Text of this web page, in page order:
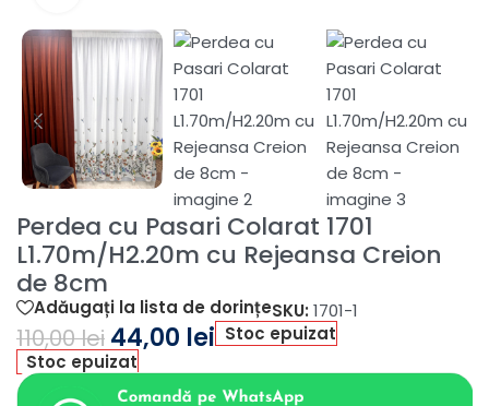
Perdea cu Pasari Colarat 1701
L1.70m/H2.20m cu Rejeansa Creion
de 8cm
Adăugați la lista de dorințeSKU: 1701-1
110,00lei 44,00 lei Stoc epuizat
Stoc epuizat